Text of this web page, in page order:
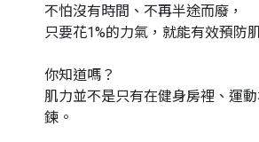
不怕沒有時間、不再半途而廢，
只要花1%的力氣，就能有效預防
你知道嗎？
肌力並不是只有在健身房裡、運
鍊。